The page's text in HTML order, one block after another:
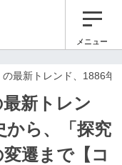
メニュー
最新トレンド、1886
新トレン
から、「探究
遷まで【コ